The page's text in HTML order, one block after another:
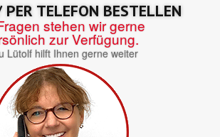
TELEFON BESTELLEN
stehen wir gerne
zur Verfügung.
Lütolf hilft Ihnen gerne weiter